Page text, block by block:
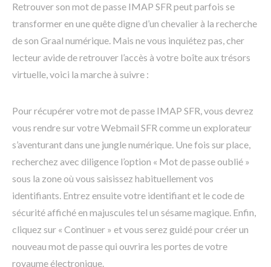
Retrouver son mot de passe IMAP SFR peut parfois se
transformer en une quête digne d’un chevalier à la recherche
de son Graal numérique. Mais ne vous inquiétez pas, cher
lecteur avide de retrouver l’accès à votre boîte aux trésors
virtuelle, voici la marche à suivre :
Pour récupérer votre mot de passe IMAP SFR, vous devrez
vous rendre sur votre Webmail SFR comme un explorateur
s’aventurant dans une jungle numérique. Une fois sur place,
recherchez avec diligence l’option « Mot de passe oublié »
sous la zone où vous saisissez habituellement vos
identifiants. Entrez ensuite votre identifiant et le code de
sécurité affiché en majuscules tel un sésame magique. Enfin,
cliquez sur « Continuer » et vous serez guidé pour créer un
nouveau mot de passe qui ouvrira les portes de votre
royaume électronique.